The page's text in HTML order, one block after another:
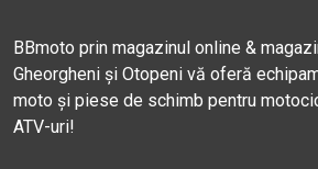
BBmoto prin magazinul online &
Gheorgheni și Otopeni vă oferă
moto și piese de schimb pentru
ATV-uri!